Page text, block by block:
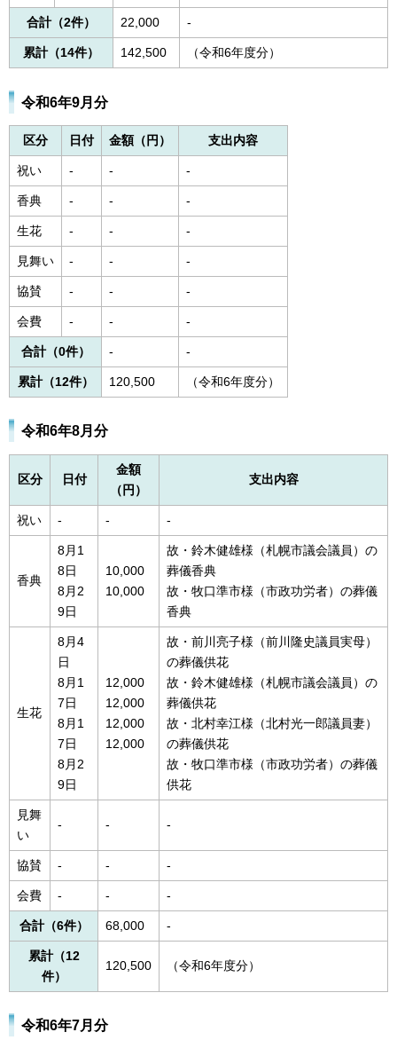
合計（2件） 22,000 -
累計（14件） 142,500 （令和6年度分）
令和6年9月分
区分 日付 金額（円） 支出内容
祝い - - -
香典 - - -
生花 - - -
見舞い - - -
協賛 - - -
会費 - - -
合計（0件） - -
累計（12件） 120,500 （令和6年度分）
令和6年8月分
区分 日付
金額
（円）
支出内容
祝い - - -
香典
8月1
8日
8月2
9日
10,000
10,000
故・鈴木健雄様（札幌市議会議員）の
葬儀香典
故・牧口準市様（市政功労者）の葬儀
香典
生花
8月4
日
8月1
7日
8月1
7日
8月2
9日
12,000
12,000
12,000
12,000
故・前川亮子様（前川隆史議員実母）
の葬儀供花
故・鈴木健雄様（札幌市議会議員）の
葬儀供花
故・北村幸江様（北村光一郎議員妻）
の葬儀供花
故・牧口準市様（市政功労者）の葬儀
供花
見舞
い
- - -
協賛 - - -
会費 - - -
合計（6件） 68,000 -
累計（12
件）
120,500 （令和6年度分）
令和6年7月分